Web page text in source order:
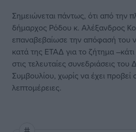
Σημειώνεται πάντως, ότι από την
δήμαρχος Ρόδου κ. Αλέξανδρος
επαναβεβαίωσε την απόφασή του
κατά της ΕΤΑΔ για το ζήτημα
στις τελευταίες συνεδριάσεις του
Συμβουλίου, χωρίς να έχει προβεί
λεπτομέρειες.